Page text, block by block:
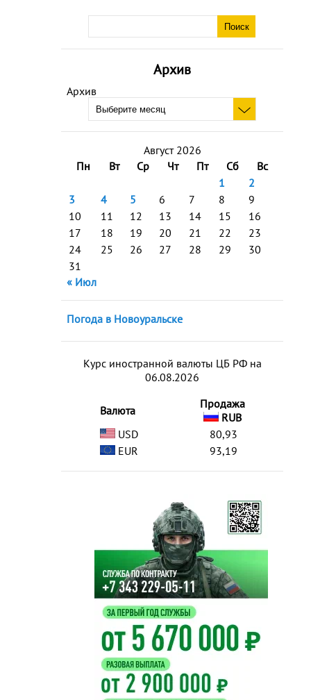
Архив
Архив
Август 2026
Пн
Вт Ср Чт Пт Сб
Вс
1
2
3
4 5 6 7 8
9
10
11 12 13 14 15
16
17
18 19 20 21 22
23
24
25 26 27 28 29
30
31
« Июл
Погода в Новоуральске
Курс иностранной валюты ЦБ РФ на
06.08.2026
Валюта
Продажа
RUB
USD
80,93
EUR
93,19